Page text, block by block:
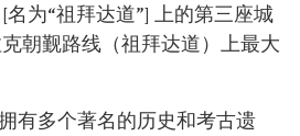
为“祖拜达道”] 上的第三座城
朝觐路线（祖拜达道）上最大
有多个著名的历史和考古遗